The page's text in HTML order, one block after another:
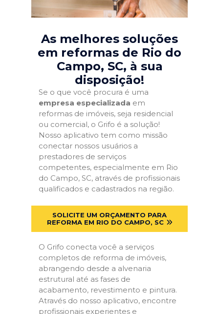
As melhores soluções
em reformas de Rio do
Campo, SC, à sua
disposição!
Se o que você procura é uma
empresa especializada em
reformas de imóveis, seja residencial
ou comercial, o Grifo é a solução!
Nosso aplicativo tem como missão
conectar nossos usuários a
prestadores de serviços
competentes, especialmente em Rio
do Campo, SC, através de profissionais
qualificados e cadastrados na região.
SOLICITE UM ORÇAMENTO PARA
REFORMA EM RIO DO CAMPO, SC
O Grifo conecta você a serviços
completos de reforma de imóveis,
abrangendo desde a alvenaria
estrutural até as fases de
acabamento, revestimento e pintura.
Através do nosso aplicativo, encontre
profissionais experientes e